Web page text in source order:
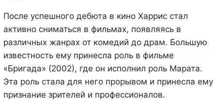
После успешного дебюта в кино Харрис стал
активно сниматься в фильмах, появляясь в
различных жанрах от комедий до драм. Большую
известность ему принесла роль в фильме
«Бригада» (2002), где он исполнил роль Марата.
Эта роль стала для него прорывом и принесла ему
признание зрителей и профессионалов.